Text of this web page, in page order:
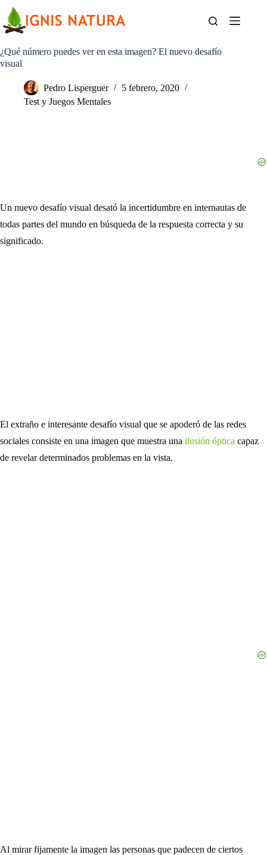
contenido
¿Qué número puedes ver en esta imagen? El nuevo desafío
visual
Pedro Lisperguer
5 febrero, 2020
Test y Juegos Mentales
Un nuevo desafío visual desató la incertidumbre en internautas de
todas partes del mundo en búsqueda de la respuesta correcta y su
significado.
El extraño e interesante desafío visual que se apoderó de las redes
sociales consiste en una imagen que muestra una ilusión óptica capaz
de revelar determinados problemas en la vista.
Al mirar fijamente la imagen las personas que padecen de ciertos